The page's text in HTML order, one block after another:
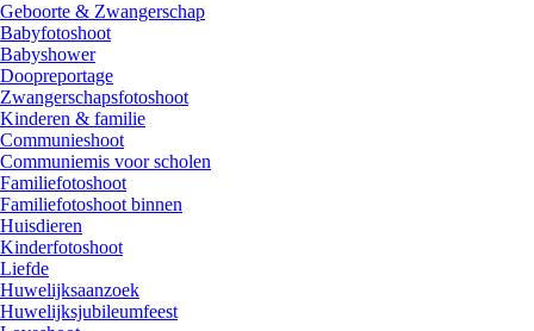
Geboorte & Zwangerschap
Babyfotoshoot
Babyshower
Doopreportage
Zwangerschapsfotoshoot
Kinderen & familie
Communieshoot
Communiemis voor scholen
Familiefotoshoot
Familiefotoshoot binnen
Huisdieren
Kinderfotoshoot
Liefde
Huwelijksaanzoek
Huwelijksjubileumfeest